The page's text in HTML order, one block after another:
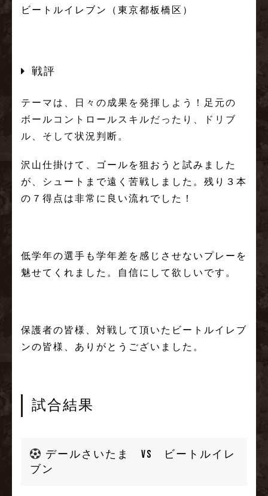
ビートルイレブン（東京都板橋区）
戦評
テーマは、日々の成果を発揮しよう！足元の
ボールコントロールスキルだったり、ドリブ
ル、そして状況判断。
沢山仕掛けて、ゴールを狙おうと試みました
が、シュートまで遠く苦戦しました。残り３本
の７得点は非常に良い流れでした！
低学年の選手も学年差を感じさせないプレーを
魅せてくれました。自信にして欲しいです。
保護者の皆様、対戦して頂いたビートルイレブ
ンの皆様、ありがとうございました。
試合結果
デールさいたま vs ビートルイレ
ブン